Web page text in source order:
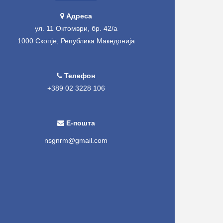
Адреса
ул. 11 Октомври, бр. 42/а
1000 Скопје, Република Македонија
Телефон
+389 02 3228 106
Е-пошта
nsgnrm@gmail.com